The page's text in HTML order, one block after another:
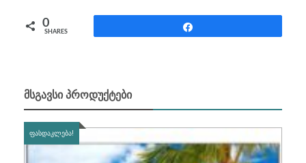
0
SHARES
ᲛᲡᲒᲐᲕᲡᲘ ᲞᲠᲝᲓᲣᲥᲢᲔᲑᲘ
ᲤᲐᲡᲓᲐᲙᲚᲔᲑᲐ!